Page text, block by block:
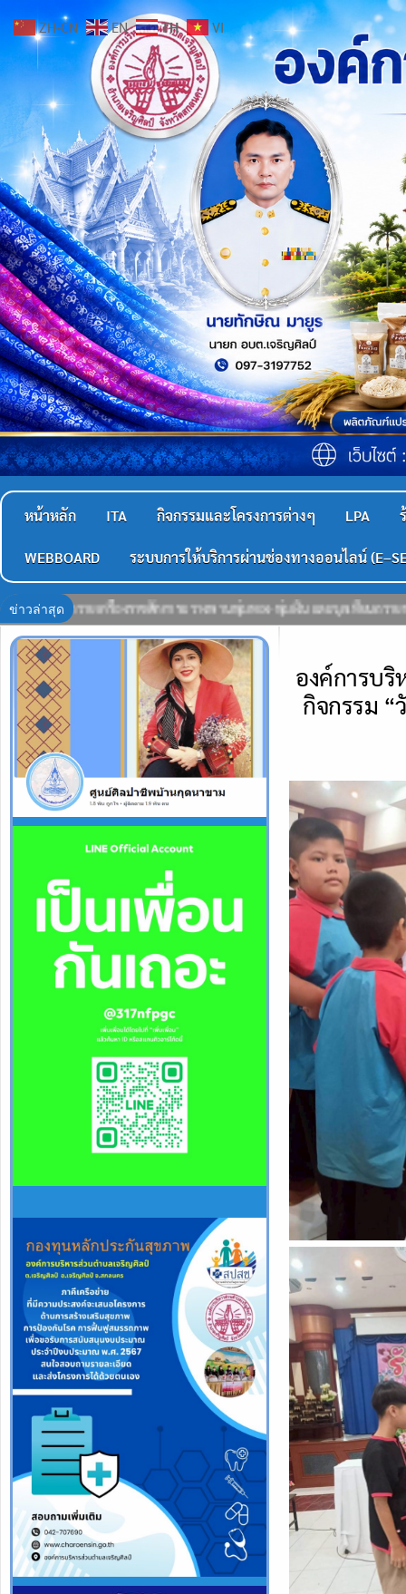
หน้าหลัก ITA กิจกรรมและโครงการต่างๆ LPA
WEBBOARD ระบบการให้บริการผ่านช่องทางออนไลน์
ข่าวล่าสุด
ะจุดเทียนถวายพระพรชัยมงคล ณ หอประชุมอำเภอเจริญศิลป์ “ทรงพระเจ
องค์การบ
กิจกรรม “
ZH-CN EN TH VI